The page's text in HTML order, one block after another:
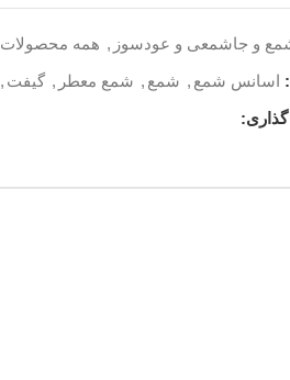
و جاشمعی و عودسوز , همه محصولات
اسانس شمع , شمع , شمع معطر , گیفت ,
گذاری: